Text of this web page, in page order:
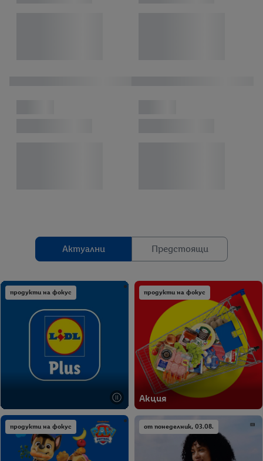
Актуални Предстоящи
продукти на фокус продукти на фокус
Акция
продукти на фокус от понеделник, 03.08.